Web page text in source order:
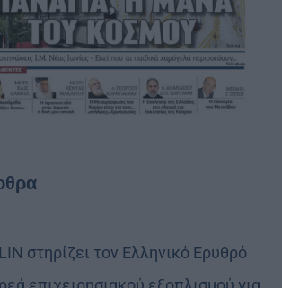
στηρίζει τον Ελληνικό Ερυθρό